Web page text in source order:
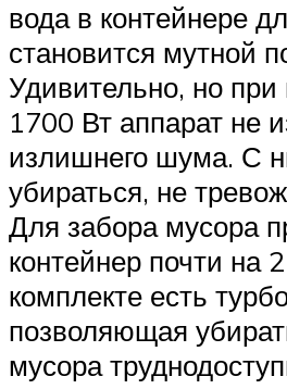
вода в контейнере
становится мутной
Удивительно, но
1700 Вт аппарат не
излишнего шума. С
убираться, не
Для забора мусора
контейнер почти на
комплекте есть
позволяющая
мусора